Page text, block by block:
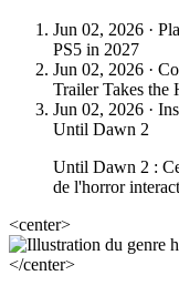
Jun 02, 2026 ·
PS5 in 2027
Jun 02, 2026 ·
Trailer Takes the
Jun 02, 2026 ·
Until Dawn 2
Until Dawn 2 :
de l'horror
<center>
</center>